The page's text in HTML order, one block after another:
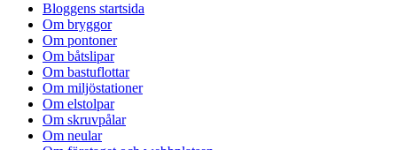
Bloggens startsida
Om bryggor
Om pontoner
Om båtslipar
Om bastuflottar
Om miljöstationer
Om elstolpar
Om skruvpålar
Om neular